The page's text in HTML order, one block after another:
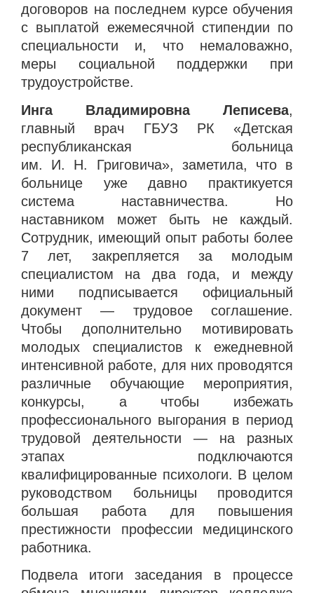
договоров на последнем курсе обучения
с выплатой ежемесячной стипендии по
специальности и, что немаловажно,
меры социальной поддержки при
трудоустройстве.
Инга Владимировна Леписева,
главный врач ГБУЗ РК «Детская
республиканская больница
им. И. Н. Григовича», заметила, что в
больнице уже давно практикуется
система наставничества. Но
наставником может быть не каждый.
Сотрудник, имеющий опыт работы более
7 лет, закрепляется за молодым
специалистом на два года, и между
ними подписывается официальный
документ — трудовое соглашение.
Чтобы дополнительно мотивировать
молодых специалистов к ежедневной
интенсивной работе, для них проводятся
различные обучающие мероприятия,
конкурсы, а чтобы избежать
профессионального выгорания в период
трудовой деятельности — на разных
этапах подключаются
квалифицированные психологи. В целом
руководством больницы проводится
большая работа для повышения
престижности профессии медицинского
работника.
Подвела итоги заседания в процессе